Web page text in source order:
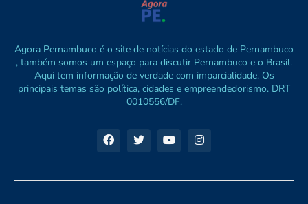
Agora Pernambuco é o site de notícias do estado de Pernambuco
, também somos um espaço para discutir Pernambuco e o Brasil.
Aqui tem informação de verdade com imparcialidade. Os
principais temas são política, cidades e empreendedorismo. DRT
0010556/DF.